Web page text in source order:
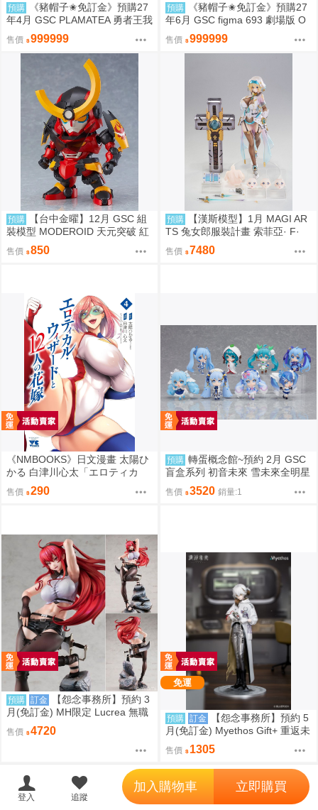
預購
《豬帽子✬免訂金》預購27
年4月 GSC PLAMATEA 勇者王我
王凱牙 獅子王凱 0906
售價 999999
預購
《豬帽子✬免訂金》預購27
年6月 GSC figma 693 劇場版 O
VERLORD 聖王國篇 雅兒貝德 0
913
售價 999999
預購
【台中金曜】12月 GSC 組
裝模型 MODEROID 天元突破 紅
蓮螺巖 紅蓮螺巖 再版 0904
售價 850
預購
【漢斯模型】1月 MAGI AR
TS 兔女郎服裝計畫 索菲亞· F·
希琳 機甲修女 亮色特別版 高峰N
adare
售價 7480
《NMBOOKS》日文漫畫 太陽ひ
かる 白津川心太「エロティカ
ル・ウィザードと12人の花嫁
(4)」
售價 290
預購 轉蛋概念館~預約 2月 GSC
盲盒系列 初音未來 雪未來全明星
模型收藏 Vol.2 8入 超商付款免訂
金
售價 3520 銷量:1
預購 訂金
【怨念事務所】預約 3
月(免訂金) MH限定 Lucrea 無職
轉生 艾莉絲 全高約27公分 0816
售價 4720
免運
預購 訂金
【怨念事務所】預約 5
月(免訂金) Myethos Gift+ 重返未
來 1999 兔毛手袋 1/8 1011
售價 1305
登入 追蹤
加入購物車 立即購買